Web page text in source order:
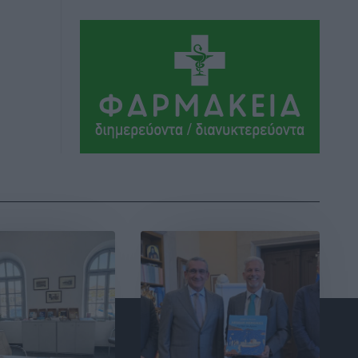
Ιάλυσος Β’: Νωρίς νωρίς μπήκαν στα
βάσανα της προετοιμασίας
πριν 9 ώρες
Εθνικός Αρχίπολης: Μεγάλο βήμα
προόδου η ίδρυση Ακαδημίας
μέλλον
Αθλητικά πριν 9 ώρες
ΠΑΜΕ ΣΤΟΙΧΗΜΑ: Περισσότερα από 95
εκατομμύρια ευρώ σε κέρδη μοίρασε
πριν 9 ώρες